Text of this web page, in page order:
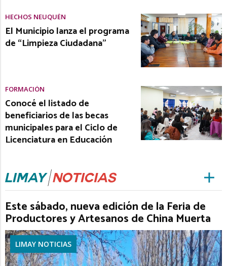
HECHOS NEUQUÉN
El Municipio lanza el programa
de “Limpieza Ciudadana”
FORMACIÓN
Conocé el listado de
beneficiarios de las becas
municipales para el Ciclo de
Licenciatura en Educación
Este sábado, nueva edición de la Feria de
Productores y Artesanos de China Muerta
LIMAY NOTICIAS